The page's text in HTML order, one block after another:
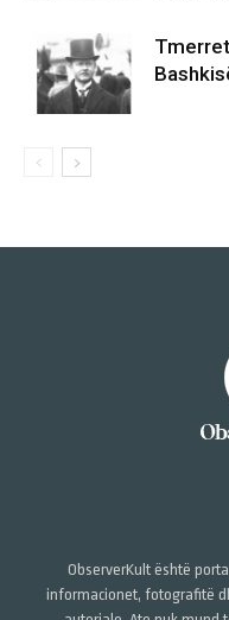
ObserverKult është
informacionet, fotografitë